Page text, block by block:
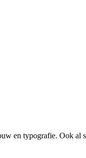
en typografie. Ook al